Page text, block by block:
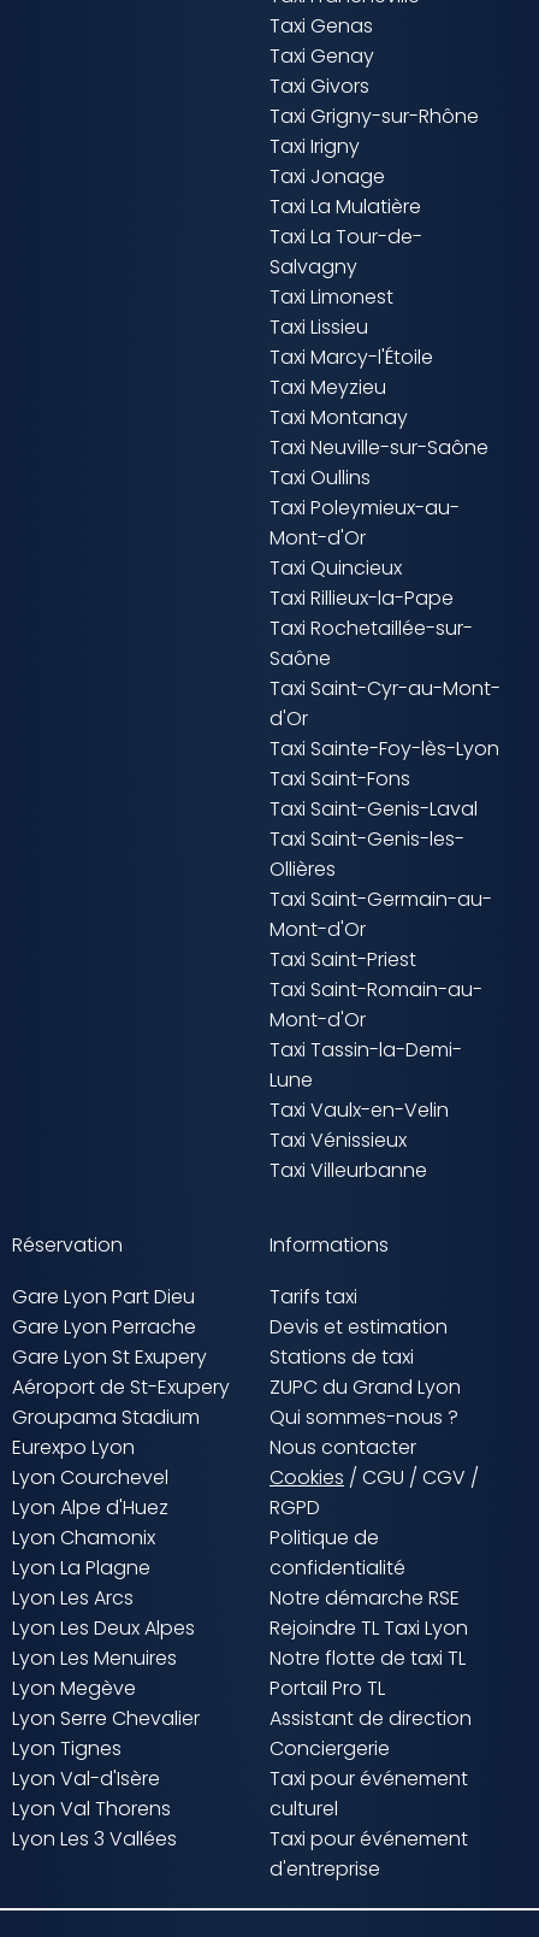
Taxi Genas
Taxi Genay
Taxi Givors
Taxi Grigny-sur-Rhône
Taxi Irigny
Taxi Jonage
Taxi La Mulatière
Taxi La Tour-de-
Salvagny
Taxi Limonest
Taxi Lissieu
Taxi Marcy-l'Étoile
Taxi Meyzieu
Taxi Montanay
Taxi Neuville-sur-Saône
Taxi Oullins
Taxi Poleymieux-au-
Mont-d'Or
Taxi Quincieux
Taxi Rillieux-la-Pape
Taxi Rochetaillée-sur-
Saône
Taxi Saint-Cyr-au-Mont-
d'Or
Taxi Sainte-Foy-lès-Lyon
Taxi Saint-Fons
Taxi Saint-Genis-Laval
Taxi Saint-Genis-les-
Ollières
Taxi Saint-Germain-au-
Mont-d'Or
Taxi Saint-Priest
Taxi Saint-Romain-au-
Mont-d'Or
Taxi Tassin-la-Demi-
Lune
Taxi Vaulx-en-Velin
Taxi Vénissieux
Taxi Villeurbanne
Réservation
Gare Lyon Part Dieu
Gare Lyon Perrache
Gare Lyon St Exupery
Aéroport de St-Exupery
Groupama Stadium
Eurexpo Lyon
Lyon Courchevel
Lyon Alpe d'Huez
Lyon Chamonix
Lyon La Plagne
Lyon Les Arcs
Lyon Les Deux Alpes
Lyon Les Menuires
Lyon Megève
Lyon Serre Chevalier
Lyon Tignes
Lyon Val-d'Isère
Lyon Val Thorens
Lyon Les 3 Vallées
Informations
Tarifs taxi
Devis et estimation
Stations de taxi
ZUPC du Grand Lyon
Qui sommes-nous ?
Nous contacter
Cookies / CGU / CGV /
RGPD
Politique de
confidentialité
Notre démarche RSE
Rejoindre TL Taxi Lyon
Notre flotte de taxi TL
Portail Pro TL
Assistant de direction
Conciergerie
Taxi pour événement
culturel
Taxi pour événement
d'entreprise